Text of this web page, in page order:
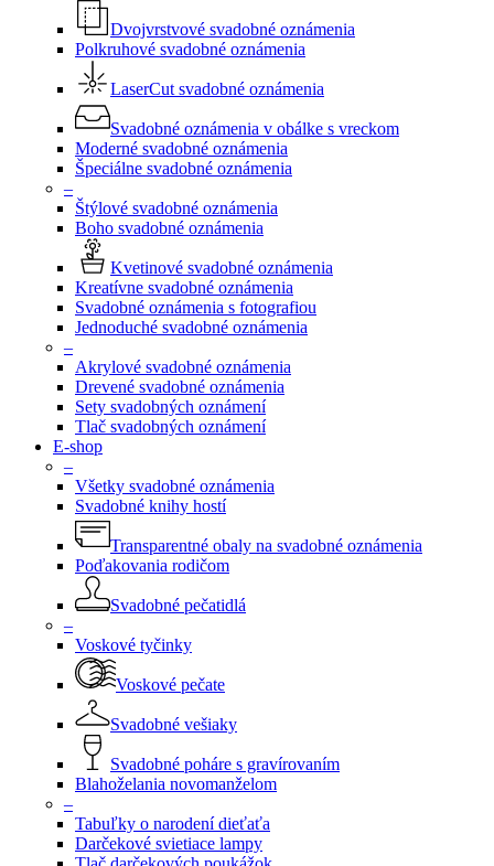
Dvojvrstvové svadobné oznámenia
Polkruhové svadobné oznámenia
LaserCut svadobné oznámenia
Svadobné oznámenia v obálke s vreckom
Moderné svadobné oznámenia
Špeciálne svadobné oznámenia
–
Štýlové svadobné oznámenia
Boho svadobné oznámenia
Kvetinové svadobné oznámenia
Kreatívne svadobné oznámenia
Svadobné oznámenia s fotografiou
Jednoduché svadobné oznámenia
–
Akrylové svadobné oznámenia
Drevené svadobné oznámenia
Sety svadobných oznámení
Tlač svadobných oznámení
E-shop
–
Všetky svadobné oznámenia
Svadobné knihy hostí
Transparentné obaly na svadobné oznámenia
Poďakovania rodičom
Svadobné pečatidlá
–
Voskové tyčinky
Voskové pečate
Svadobné vešiaky
Svadobné poháre s gravírovaním
Blahoželania novomanželom
–
Tabuľky o narodení dieťaťa
Darčekové svietiace lampy